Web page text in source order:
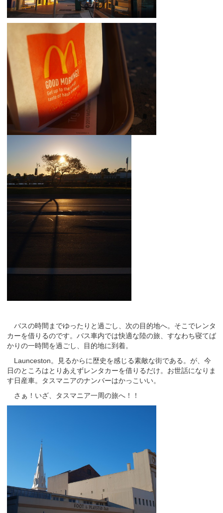
バスの時間までゆったりと過ごし、次の目的地へ。そこでレンタ
カーを借りるのです。バス車内では快適な陸の旅、すなわち寝てば
かりの一時間を過ごし、目的地に到着。
Launceston。見るからに歴史を感じる素敵な街である。が、今
日のところはとりあえずレンタカーを借りるだけ。お世話になりま
す日産車。タスマニアのナンバーはかっこいい。
さぁ！いざ、タスマニア一周の旅へ！！